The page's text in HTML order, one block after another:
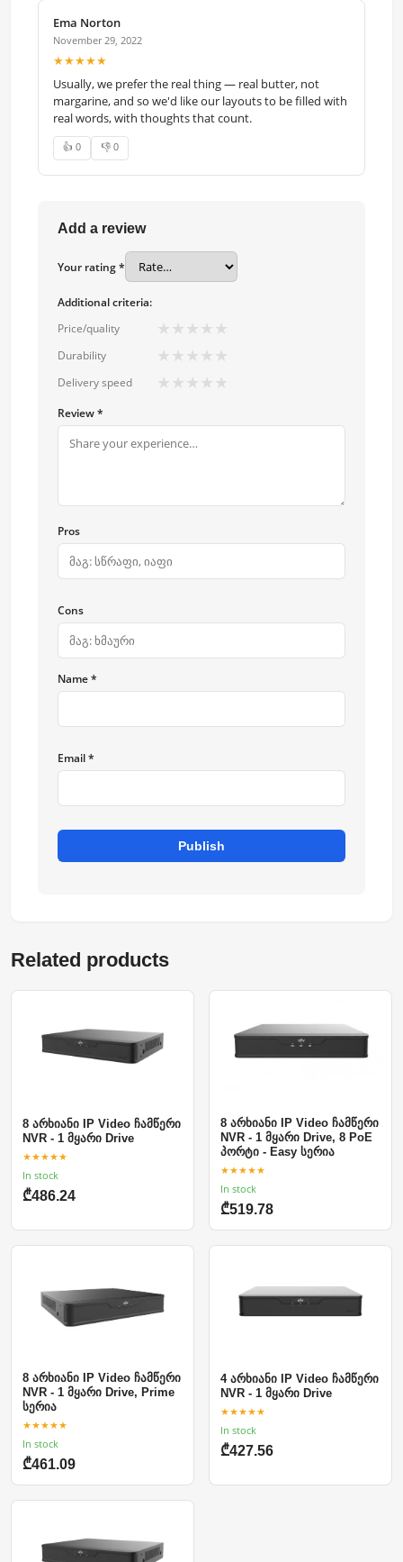
Ema Norton
November 29, 2022
★★★★★
Usually, we prefer the real thing — real butter, not
margarine, and so we'd like our layouts to be filled with
real words, with thoughts that count.
👍 0 👎 0
Add a review
Your rating *
Additional criteria:
Price/quality
★ ★ ★ ★ ★
Durability ★ ★ ★ ★ ★
Delivery speed ★ ★ ★ ★ ★
Review *
Pros
Cons
Name *
Email *
Publish
Related products
8 არხიანი IP Video ჩამწერი
NVR - 1 მყარი Drive
★★★★★
In stock
₾486.24
8 არხიანი IP Video ჩამწერი
NVR - 1 მყარი Drive, 8 PoE
პორტი - Easy სერია
★★★★★
In stock
₾519.78
8 არხიანი IP Video ჩამწერი
NVR - 1 მყარი Drive, Prime
სერია
★★★★★
In stock
₾461.09
4 არხიანი IP Video ჩამწერი
NVR - 1 მყარი Drive
★★★★★
In stock
₾427.56